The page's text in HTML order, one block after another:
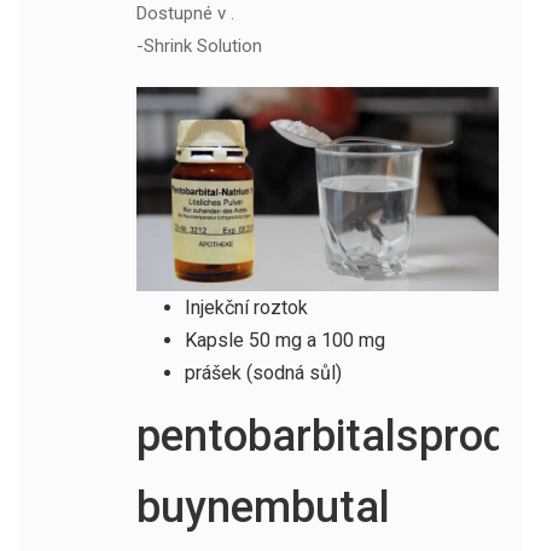
Dostupné v .
-Shrink Solution
Injekční roztok
Kapsle 50 mg a 100 mg
prášek (sodná sůl)
pentobarbitalsprodej
buynembutal